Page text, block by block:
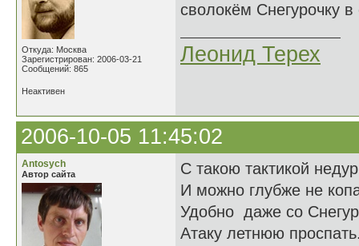
Откуда: Москва
Зарегистрирован: 2006-03-21
Сообщений: 865
сволокём Снегурочку в
Леонид Терех
Неактивен
2006-10-05 11:45:02
Antosych
Автор сайта
С такою тактикой
И можно глубже не
Удобно даже со
Атаку летнюю